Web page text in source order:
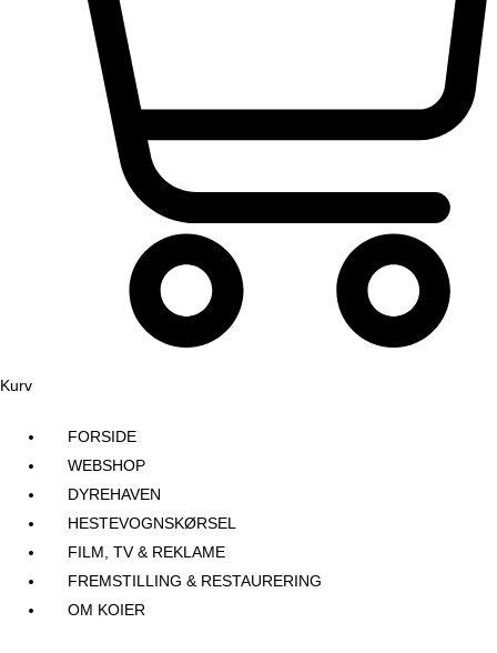
Kurv
FORSIDE
WEBSHOP
DYREHAVEN
HESTEVOGNSKØRSEL
FILM, TV & REKLAME
FREMSTILLING & RESTAURERING​
OM KOIER